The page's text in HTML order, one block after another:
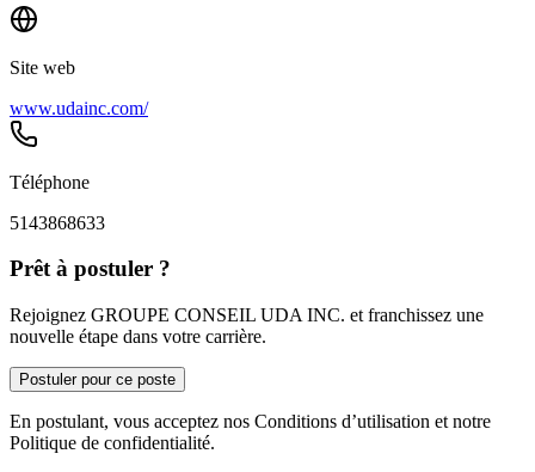
Site web
www.udainc.com/
Téléphone
5143868633
Prêt à postuler ?
Rejoignez GROUPE CONSEIL UDA INC. et franchissez une
nouvelle étape dans votre carrière.
Postuler pour ce poste
En postulant, vous acceptez nos Conditions d’utilisation et notre
Politique de confidentialité.